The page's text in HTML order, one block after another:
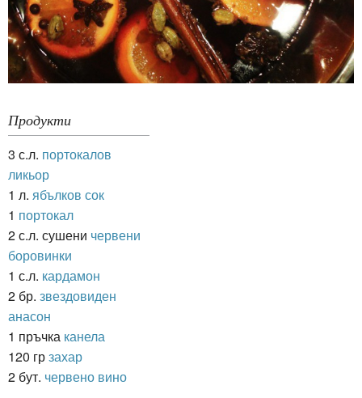
Продукти
3 с.л. портокалов
ликьор
1 л. ябълков сок
1 портокал
2 с.л. сушени червени
боровинки
1 с.л. кардамон
2 бр. звездовиден
анасон
1 пръчка канела
120 грзахар
2 бут. червено вино